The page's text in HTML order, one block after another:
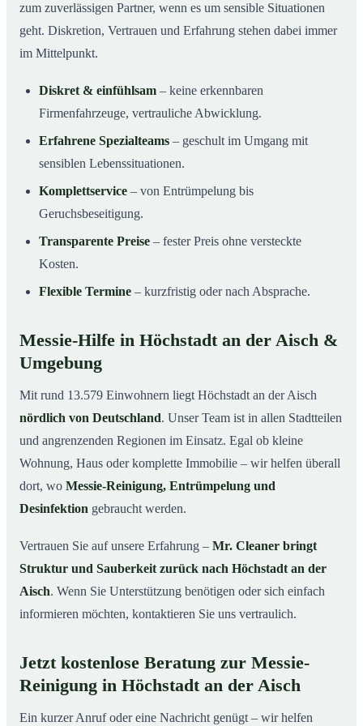
zum zuverlässigen Partner, wenn es um sensible Situationen
geht. Diskretion, Vertrauen und Erfahrung stehen dabei immer
im Mittelpunkt.
Diskret & einfühlsam – keine erkennbaren
Firmenfahrzeuge, vertrauliche Abwicklung.
Erfahrene Spezialteams – geschult im Umgang mit
sensiblen Lebenssituationen.
Komplettservice – von Entrümpelung bis
Geruchsbeseitigung.
Transparente Preise – fester Preis ohne versteckte
Kosten.
Flexible Termine – kurzfristig oder nach Absprache.
Messie-Hilfe in Höchstadt an der Aisch &
Umgebung
Mit rund 13.579 Einwohnern liegt Höchstadt an der Aisch
nördlich von Deutschland. Unser Team ist in allen Stadtteilen
und angrenzenden Regionen im Einsatz. Egal ob kleine
Wohnung, Haus oder komplette Immobilie – wir helfen überall
dort, wo Messie-Reinigung, Entrümpelung und
Desinfektion gebraucht werden.
Vertrauen Sie auf unsere Erfahrung – Mr. Cleaner bringt
Struktur und Sauberkeit zurück nach Höchstadt an der
Aisch. Wenn Sie Unterstützung benötigen oder sich einfach
informieren möchten, kontaktieren Sie uns vertraulich.
Jetzt kostenlose Beratung zur Messie-
Reinigung in Höchstadt an der Aisch
Ein kurzer Anruf oder eine Nachricht genügt – wir helfen